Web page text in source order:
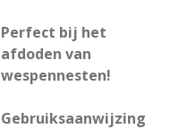
Perfect bij het
afdoden van
wespennesten!
Gebruiksaanwijzing